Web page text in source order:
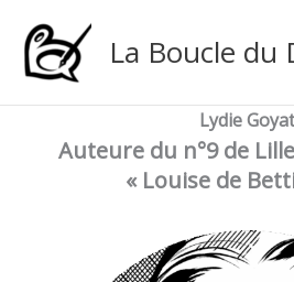
contenu
La Boucle du
Lydie Goyat
Auteure du n°9 de
« Louise de